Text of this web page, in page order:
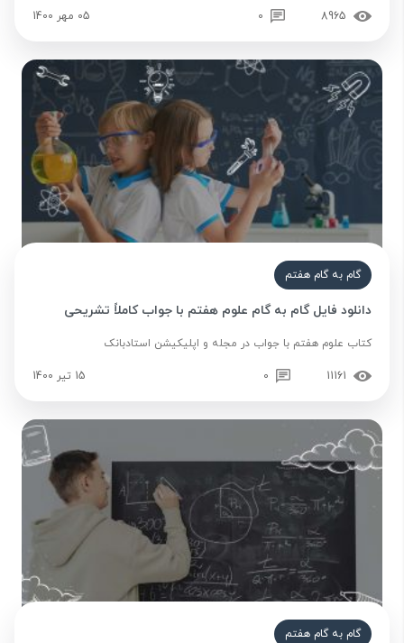
8965
0 05 مهر 1400
گام به گام هفتم
دانلود فایل گام به گام علوم هفتم با جواب کاملاً تشریحی
کتاب علوم هفتم با جواب در مجله و اپلیکیشن استادبانک
11161
0 15 تیر 1400
گام به گام هفتم